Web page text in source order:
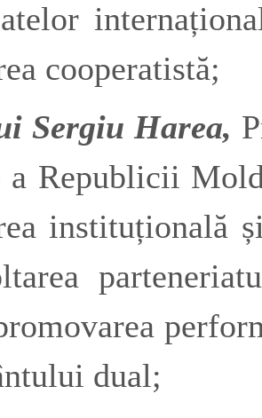
cooperatistă;
Sergiu Harea,
a Republicii
instituțională
dual;